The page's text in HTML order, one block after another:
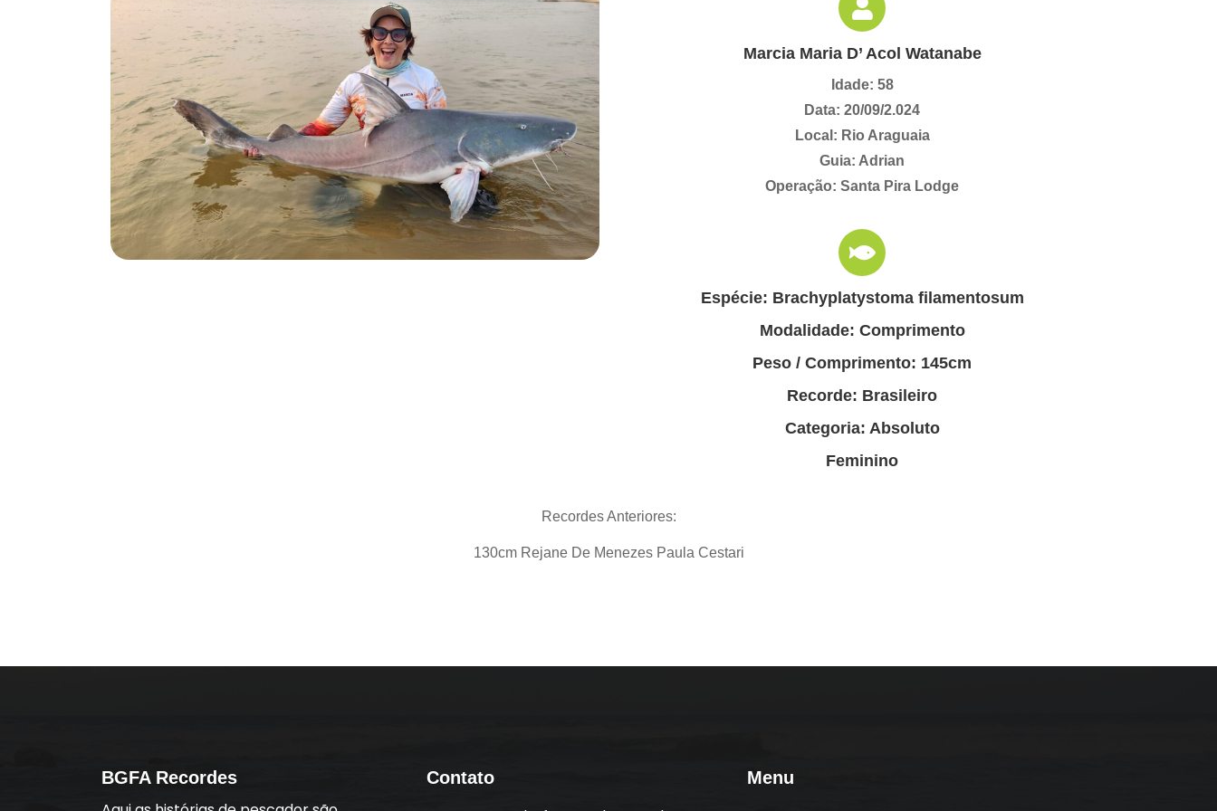
Marcia Maria D’ Acol Watanabe
Idade: 58
Data: 20/09/2.024
Local: Rio Araguaia
Guia: Adrian
Operação: Santa Pira Lodge
Espécie: Brachyplatystoma filamentosum
Modalidade: Comprimento
Peso / Comprimento: 145cm
Recorde: Brasileiro
Categoria: Absoluto
Feminino
Recordes Anteriores:
130cm Rejane De Menezes Paula Cestari
BGFA Recordes Contato Menu